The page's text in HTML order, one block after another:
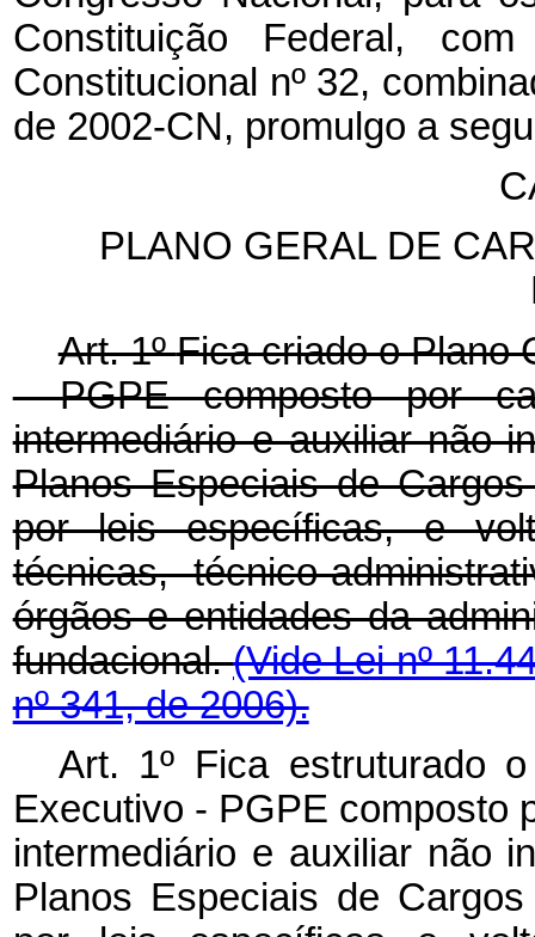
Constituição Federal,
Constitucional nº 32,
de 2002-CN, promulgo a
PLANO GERAL DE
Art. 1ºFica criado o Plano
- PGPE composto por
intermediário e auxiliar não
Planos Especiais de
por leis específicas, e
técnicas, técnico-
órgãos e entidades da
fundacional.(Vide Lei nº
nº 341, de 2006).
Art. 1º Fica estruturado
Executivo - PGPE composto
intermediário e auxiliar não
Planos Especiais de